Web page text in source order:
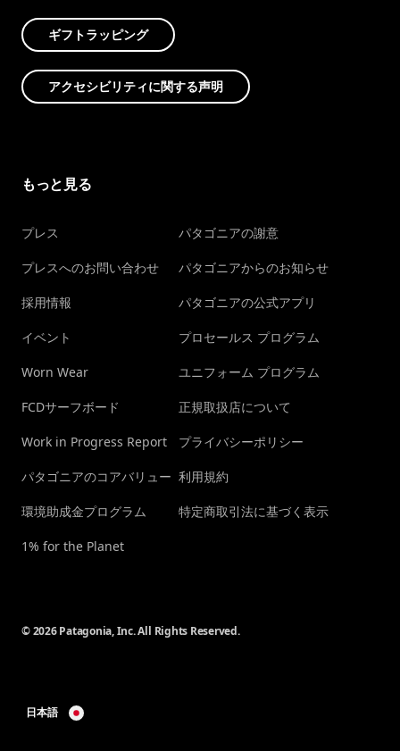
ギフトラッピング
アクセシビリティに関する声明
もっと見る
プレス
プレスへのお問い合わせ
採用情報
イベント
Worn Wear
FCDサーフボード
Work in Progress Report
パタゴニアのコアバリュー
環境助成金プログラム
1% for the Planet
パタゴニアの謝意
パタゴニアからのお知らせ
パタゴニアの公式アプリ
プロセールス プログラム
ユニフォーム プログラム
正規取扱店について
プライバシーポリシー
利用規約
特定商取引法に基づく表示
© 2026 Patagonia, Inc. All Rights Reserved.
日本語